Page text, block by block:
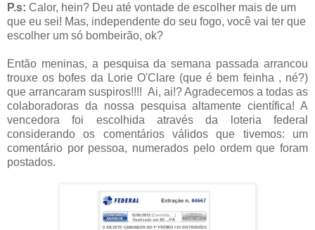
P.s: Calor, hein? Deu até vontade de escolher mais de um
que eu sei! Mas, independente do seu fogo, você vai ter que
escolher um só bombeirão, ok?
Então meninas, a pesquisa da semana passada arrancou
trouxe os bofes da Lorie O'Clare (que é bem feinha , né?)
que arrancaram suspiros!!!! Ai, ai!? Agradecemos a todas as
colaboradoras da nossa pesquisa altamente científica! A
vencedora foi escolhida através da loteria federal
considerando os comentários válidos que tivemos: um
comentário por pessoa, numerados pelo ordem que foram
postados.